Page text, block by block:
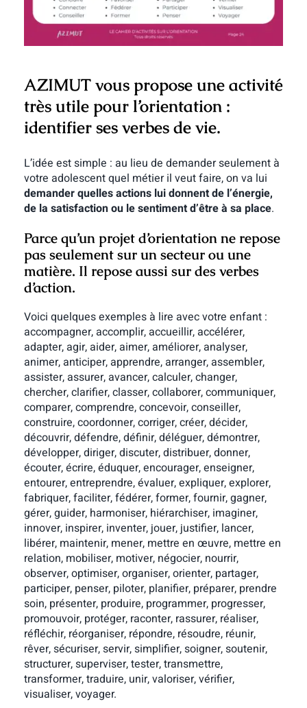
AZIMUT vous propose une activité
très utile pour l’orientation :
identifier ses verbes de vie.
L’idée est simple : au lieu de demander seulement à
votre adolescent quel métier il veut faire, on va lui
demander quelles actions lui donnent de l’énergie,
de la satisfaction ou le sentiment d’être à sa place.
Parce qu’un projet d’orientation ne repose
pas seulement sur un secteur ou une
matière. Il repose aussi sur desverbes
d’action.
Voici quelques exemples à lire avec votre enfant :
accompagner, accomplir, accueillir, accélérer,
adapter, agir, aider, aimer, améliorer, analyser,
animer, anticiper, apprendre, arranger, assembler,
assister, assurer, avancer, calculer, changer,
chercher, clarifier, classer, collaborer, communiquer,
comparer, comprendre, concevoir, conseiller,
construire, coordonner, corriger, créer, décider,
découvrir, défendre, définir, déléguer, démontrer,
développer, diriger, discuter, distribuer, donner,
écouter, écrire, éduquer, encourager, enseigner,
entourer, entreprendre, évaluer, expliquer, explorer,
fabriquer, faciliter, fédérer, former, fournir, gagner,
gérer, guider, harmoniser, hiérarchiser, imaginer,
innover, inspirer, inventer, jouer, justifier, lancer,
libérer, maintenir, mener, mettre en œuvre, mettre en
relation, mobiliser, motiver, négocier, nourrir,
observer, optimiser, organiser, orienter, partager,
participer, penser, piloter, planifier, préparer, prendre
soin, présenter, produire, programmer, progresser,
promouvoir, protéger, raconter, rassurer, réaliser,
réfléchir, réorganiser, répondre, résoudre, réunir,
rêver, sécuriser, servir, simplifier, soigner, soutenir,
structurer, superviser, tester, transmettre,
transformer, traduire, unir, valoriser, vérifier,
visualiser, voyager.